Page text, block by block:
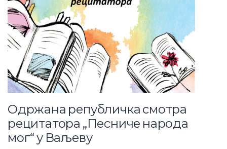
Одржанa републичка смотра
рецитатора „Песниче народа
мог“ у Ваљеву